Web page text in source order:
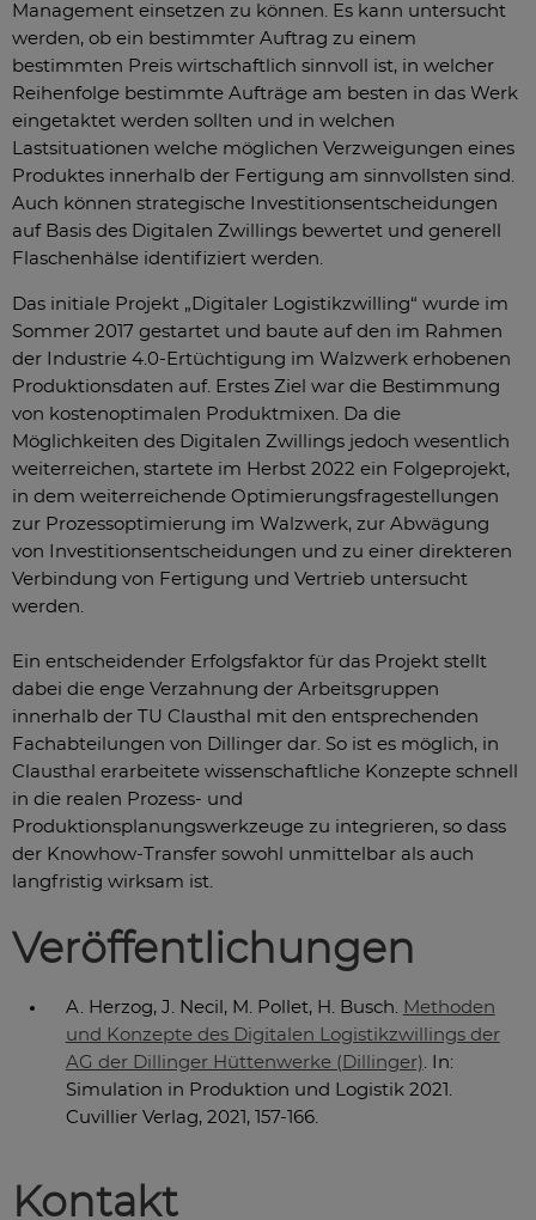
Management einsetzen zu können. Es kann untersucht
werden, ob ein bestimmter Auftrag zu einem
bestimmten Preis wirtschaftlich sinnvoll ist, in welcher
Reihenfolge bestimmte Aufträge am besten in das Werk
eingetaktet werden sollten und in welchen
Lastsituationen welche möglichen Verzweigungen eines
Produktes innerhalb der Fertigung am sinnvollsten sind.
Auch können strategische Investitionsentscheidungen
auf Basis des Digitalen Zwillings bewertet und generell
Flaschenhälse identifiziert werden.
Das initiale Projekt „Digitaler Logistikzwilling“ wurde im
Sommer 2017 gestartet und baute auf den im Rahmen
der Industrie 4.0-Ertüchtigung im Walzwerk erhobenen
Produktionsdaten auf. Erstes Ziel war die Bestimmung
von kostenoptimalen Produktmixen. Da die
Möglichkeiten des Digitalen Zwillings jedoch wesentlich
weiterreichen, startete im Herbst 2022 ein Folgeprojekt,
in dem weiterreichende Optimierungsfragestellungen
zur Prozessoptimierung im Walzwerk, zur Abwägung
von Investitionsentscheidungen und zu einer direkteren
Verbindung von Fertigung und Vertrieb untersucht
werden.
Ein entscheidender Erfolgsfaktor für das Projekt stellt
dabei die enge Verzahnung der Arbeitsgruppen
innerhalb der TU Clausthal mit den entsprechenden
Fachabteilungen von Dillinger dar. So ist es möglich, in
Clausthal erarbeitete wissenschaftliche Konzepte schnell
in die realen Prozess- und
Produktionsplanungswerkzeuge zu integrieren, so dass
der Knowhow-Transfer sowohl unmittelbar als auch
langfristig wirksam ist.
Veröffentlichungen
A. Herzog, J. Necil, M. Pollet, H. Busch.
Methoden
und Konzepte des Digitalen Logistikzwillings der
AG der Dillinger Hüttenwerke (Dillinger) . In:
Simulation in Produktion und Logistik 2021.
Cuvillier Verlag, 2021, 157-166.
Kontakt